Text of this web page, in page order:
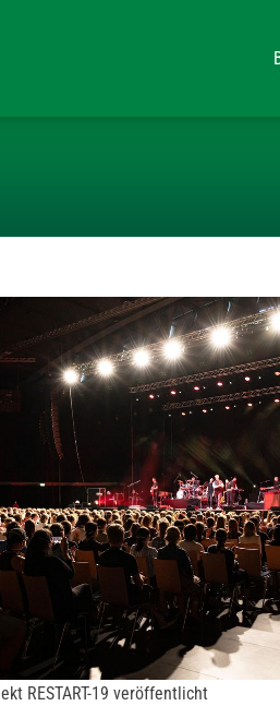
RESTART-19 veröffentlicht